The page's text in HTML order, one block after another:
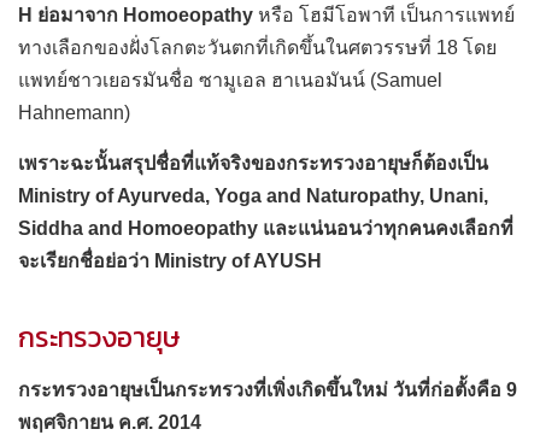
H ย่อมาจาก Homoeopathy หรือ โฮมีโอพาที เป็นการแพทย์
ทางเลือกของฝั่งโลกตะวันตกที่เกิดขึ้นในศตวรรษที่ 18 โดย
แพทย์ชาวเยอรมันชื่อ ซามูเอล ฮาเนอมันน์ (Samuel
Hahnemann)
เพราะฉะนั้นสรุปชื่อที่แท้จริงของกระทรวงอายุษก็ต้องเป็น
Ministry of Ayurveda, Yoga and Naturopathy, Unani,
Siddha and Homoeopathy และแน่นอนว่าทุกคนคงเลือกที่
จะเรียกชื่อย่อว่า Ministry of AYUSH
กระทรวงอายุษ
กระทรวงอายุษเป็นกระทรวงที่เพิ่งเกิดขึ้นใหม่ วันที่ก่อตั้งคือ 9
พฤศจิกายน ค.ศ. 2014